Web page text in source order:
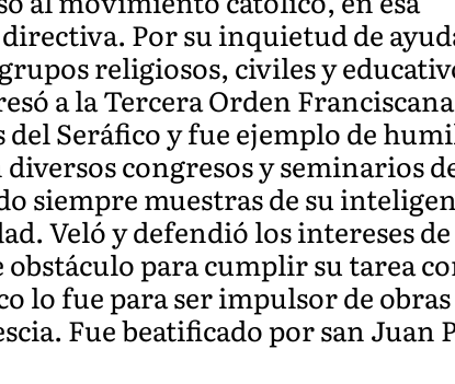
Por su inquietud de
religiosos, civiles y
a la Tercera Orden
del Seráfico y fue ejemplo de
congresos y seminarios
siempre muestras de su
Veló y defendió los intereses de
para cumplir su tarea
lo fue para ser impulsor de
Fue beatificado por san Juan